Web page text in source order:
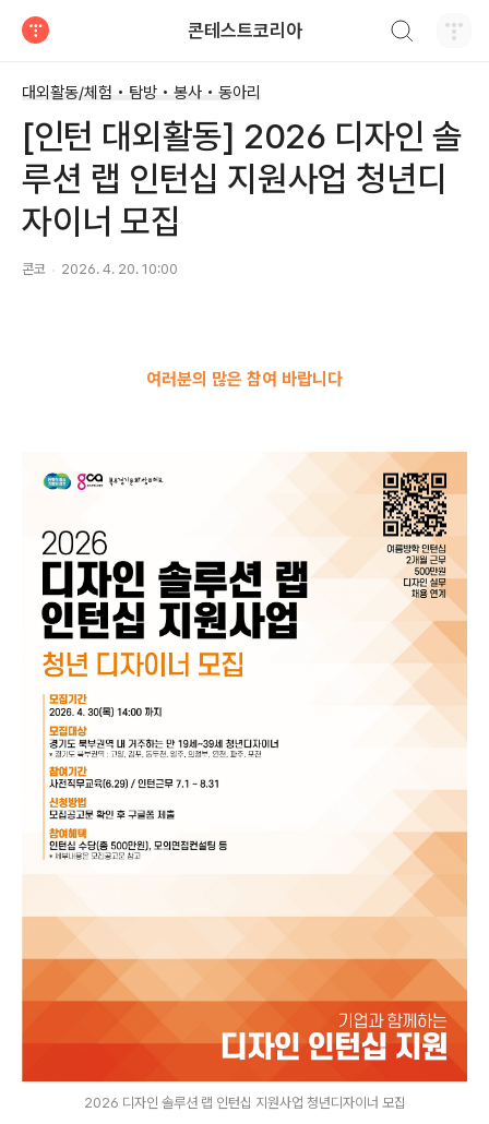
콘테스트코리아
대외활동/체험 • 탐방 • 봉사 • 동아리
[인턴 대외활동] 2026 디자인 솔
루션 랩 인턴십 지원사업 청년디
자이너 모집
콘코 2026. 4. 20. 10:00
여러분의 많은 참여 바랍니다
2026 디자인 솔루션 랩 인턴십 지원사업 청년디자이너 모집